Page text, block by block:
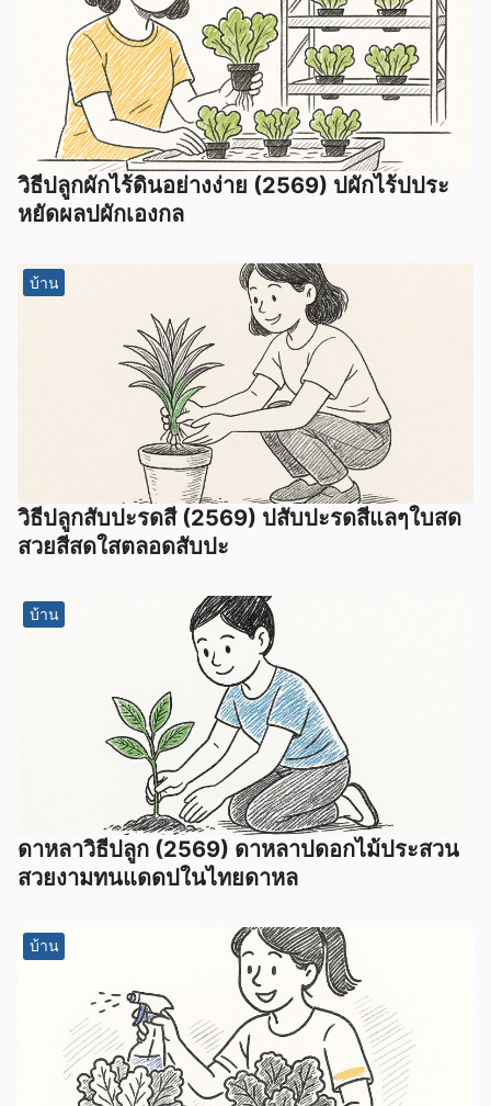
วิธีปลูกผักไร้ดินอย่างง่าย (2569) ปผักไร้ปประ
หยัดผลปผักเองกล
บ้าน
วิธีปลูกสับปะรดสี (2569) ปสับปะรดสีแลๆใบสด
สวยสีสดใสตลอดสับปะ
บ้าน
ดาหลาวิธีปลูก (2569) ดาหลาปดอกไม้ประสวน
สวยงามทนแดดปในไทยดาหล
บ้าน